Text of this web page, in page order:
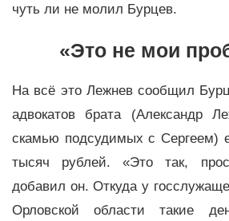
чуть ли не молил Бурцев.
«Это не мои
На всё это Лежнев сообщил
адвокатов брата (Александр
скамью подсудимых с Сергеем)
тысяч рублей. «Это так,
добавил он. Откуда у
Орловской области такие